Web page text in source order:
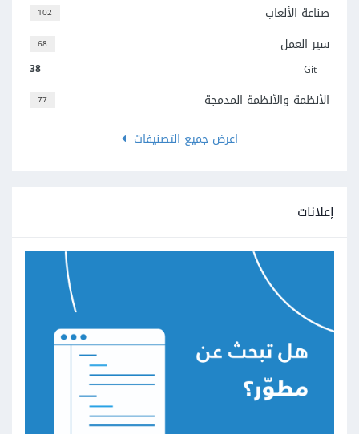
102 صناعة الألعاب
68 سير العمل
38 Git
77
الأنظمة والأنظمة المدمجة
اعرض جميع التصنيفات
إعلانات